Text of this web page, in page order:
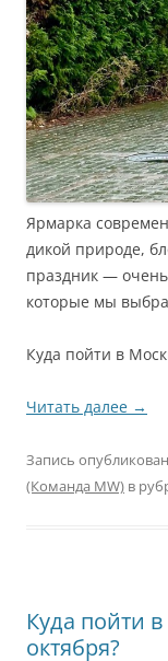
Ярмарка
дикой природе,
праздник —
которые мы
Куда пойти в
Читать далее →
Запись
(Команда MW) в
Куда пойти
октября?